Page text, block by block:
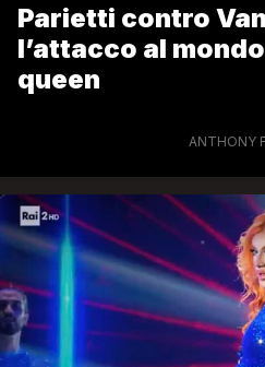
Parietti contro
l’attacco al
queen
ANTHONY